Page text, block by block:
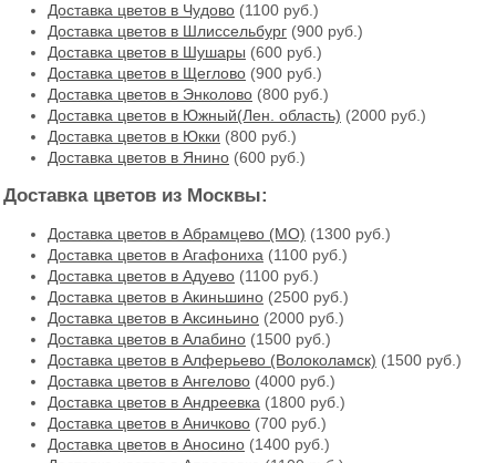
Доставка цветов в Чудово (1100 руб.)
Доставка цветов в Шлиссельбург (900 руб.)
Доставка цветов в Шушары (600 руб.)
Доставка цветов в Щеглово (900 руб.)
Доставка цветов в Энколово (800 руб.)
Доставка цветов в Южный(Лен. область) (2000 руб.)
Доставка цветов в Юкки (800 руб.)
Доставка цветов в Янино (600 руб.)
Доставка цветов из Москвы:
Доставка цветов в Абрамцево (МО) (1300 руб.)
Доставка цветов в Агафониха (1100 руб.)
Доставка цветов в Адуево (1100 руб.)
Доставка цветов в Акиньшино (2500 руб.)
Доставка цветов в Аксиньино (2000 руб.)
Доставка цветов в Алабино (1500 руб.)
Доставка цветов в Алферьево (Волоколамск) (1500 руб.)
Доставка цветов в Ангелово (4000 руб.)
Доставка цветов в Андреевка (1800 руб.)
Доставка цветов в Аничково (700 руб.)
Доставка цветов в Аносино (1400 руб.)